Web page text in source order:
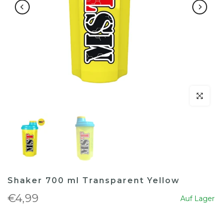
klicken
Shaker 700 ml Transparent Yellow
€4,99 Auf Lager